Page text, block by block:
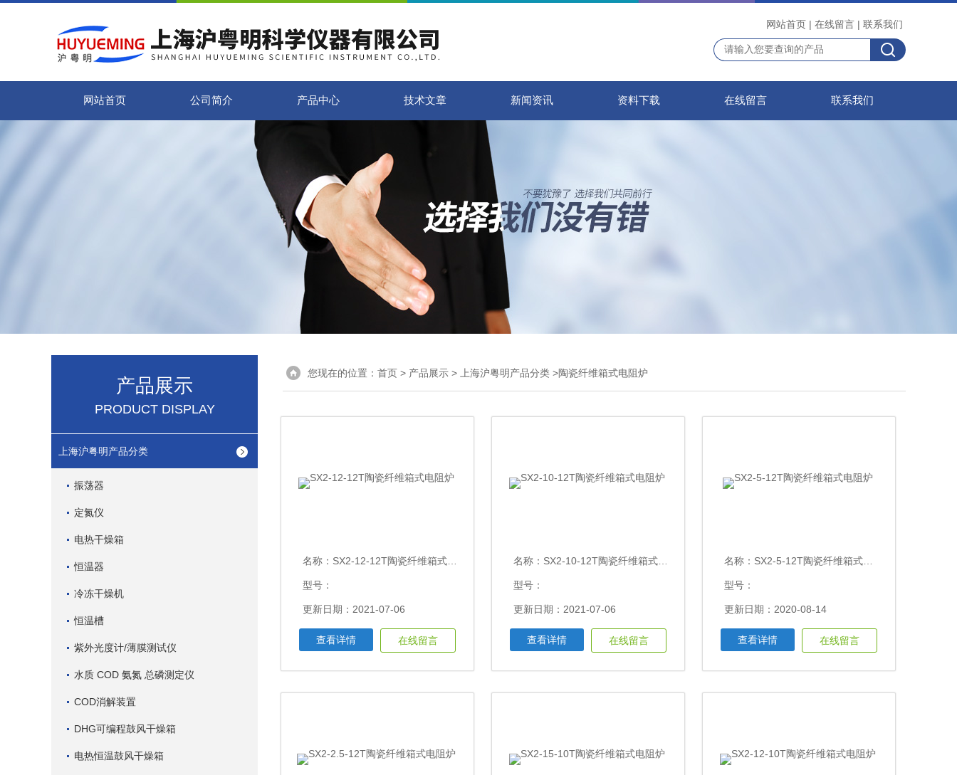
网站首页 | 在线留言 | 联系我们
网站首页 公司简介 产品中心 技术文章 新闻资讯 资料下载 在线留言 联系我们
产品展示
PRODUCT DISPLAY
上海沪粤明产品分类
振荡器
定氮仪
电热干燥箱
恒温器
冷冻干燥机
恒温槽
紫外光度计/薄膜测试仪
水质 COD 氨氮 总磷测定仪
COD消解装置
DHG可编程鼓风干燥箱
电热恒温鼓风干燥箱
您现在的位置： 首页 > 产品展示 > 上海沪粤明产品分类 >陶瓷纤维箱式电阻炉
名称： SX2-12-12T陶瓷纤维箱式电阻炉
型号：
更新日期：2021-07-06
查看详情 在线留言
名称： SX2-10-12T陶瓷纤维箱式电阻炉
型号：
更新日期：2021-07-06
查看详情 在线留言
名称： SX2-5-12T陶瓷纤维箱式电阻炉
型号：
更新日期：2020-08-14
查看详情 在线留言